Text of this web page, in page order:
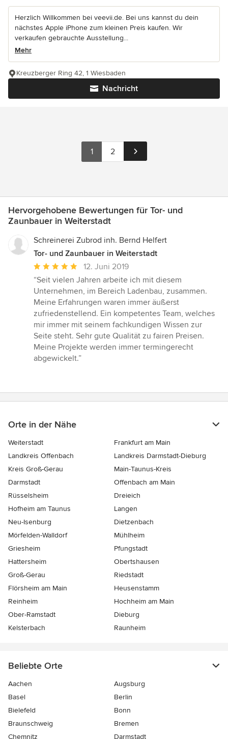
Herzlich Willkommen bei veevii.de. Bei uns kannst du dein
nächstes Apple iPhone zum kleinen Preis kaufen. Wir
verkaufen gebrauchte Ausstellung...
Mehr
Nachricht
Kreuzberger Ring 42, 1 Wiesbaden
1 2
Hervorgehobene Bewertungen für Tor- und
Zaunbauer in Weiterstadt
Schreinerei Zubrod inh. Bernd Helfert
Tor- und Zaunbauer in Weiterstadt
Durchschnittliche
Bewertung:
5
von
5
Sternen
12. Juni 2019
“Seit vielen Jahren arbeite ich mit diesem
Unternehmen, im Bereich Ladenbau, zusammen.
Meine Erfahrungen waren immer äußerst
zufriedenstellend. Ein kompetentes Team, welches
mir immer mit seinem fachkundigen Wissen zur
Seite steht. Sehr gute Qualität zu fairen Preisen.
Meine Projekte werden immer termingerecht
abgewickelt.”
Orte in der Nähe
Weiterstadt
Frankfurt am Main
Landkreis Offenbach
Landkreis Darmstadt-Dieburg
Kreis Groß-Gerau
Main-Taunus-Kreis
Darmstadt
Offenbach am Main
Rüsselsheim
Dreieich
Hofheim am Taunus
Langen
Neu-Isenburg
Dietzenbach
Mörfelden-Walldorf
Mühlheim
Griesheim
Pfungstadt
Hattersheim
Obertshausen
Groß-Gerau
Riedstadt
Flörsheim am Main
Heusenstamm
Reinheim
Hochheim am Main
Ober-Ramstadt
Dieburg
Kelsterbach
Raunheim
Beliebte Orte
Aachen
Augsburg
Basel
Berlin
Bielefeld
Bonn
Braunschweig
Bremen
Chemnitz
Darmstadt